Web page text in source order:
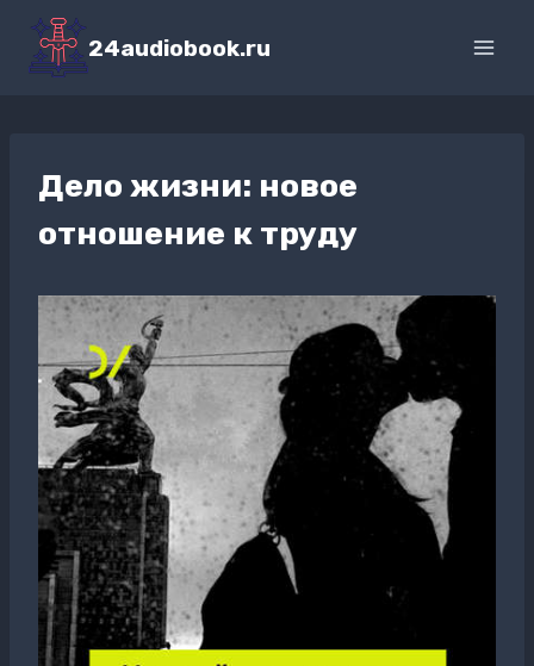
Перейти
содержимому
24audiobook.ru
Дело жизни: новое
отношение к труду